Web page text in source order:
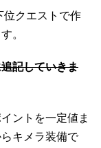
位クエストで作
。
記していきま
ントを一定値ま
キメラ装備で